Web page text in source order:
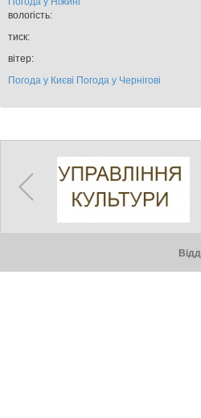
вологість:
тиск:
вітер:
Погода у Києві Погода у Чернігові